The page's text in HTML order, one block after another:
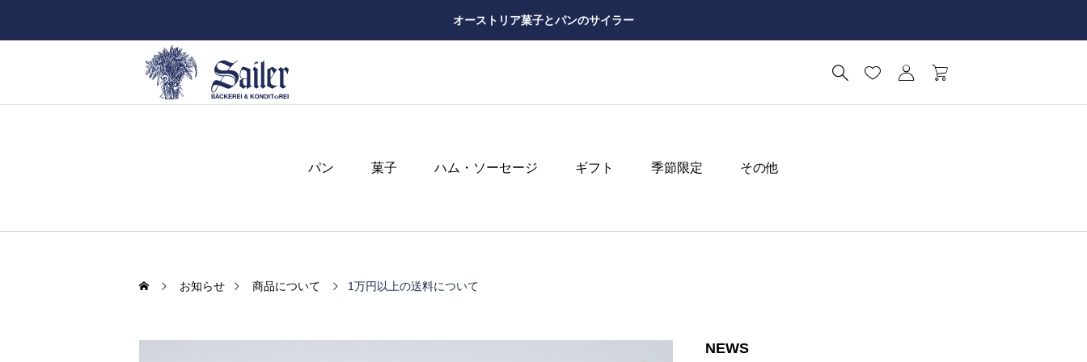
オーストリア菓子とパンのサイラー
パン 菓子 ハム・ソーセージ ギフト 季節限定 その他
お知らせ 商品について 1万円以上の送料について
NEWS